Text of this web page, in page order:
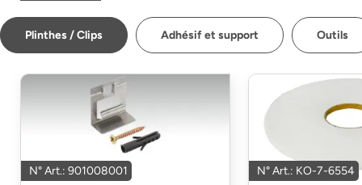
Plinthes / Clips Adhésif et support Outils
N° Art.: 901008001 N° Art.: KO-7-6554